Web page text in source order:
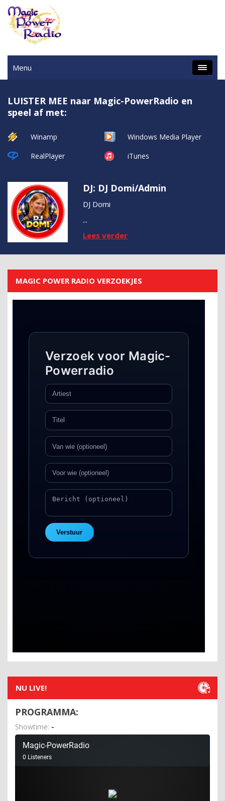
Menu
LUISTER MEE naar Magic-PowerRadio en
speel af met:
Winamp
Windows Media Player
RealPlayer
iTunes
DJ: DJ Domi/Admin
DJ Domi
...
Lees verder
MAGIC POWER RADIO VERZOEKJES
NU LIVE!
PROGRAMMA:
Showtime: -